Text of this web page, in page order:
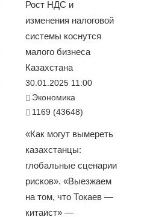
Рост НДС и
изменения налоговой
системы коснутся
малого бизнеса
Казахстана
30.01.2025 11:00
Экономика
1169 (43648)
«Как могут вымереть
казахстанцы:
глобальные сценарии
рисков». «Выезжаем
на том, что Токаев —
китаист» —